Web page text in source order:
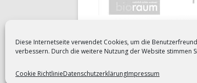
Diese Internetseite verwendet Cookies, um die
verbessern. Durch die weitere Nutzung der Website stimmen
Cookie RichtlinieDatenschutzerklärungImpressum